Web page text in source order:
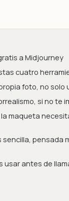
a Midjourney
cuatro
foto, no solo
si no te
maqueta
sencilla, pensada
usar antes de